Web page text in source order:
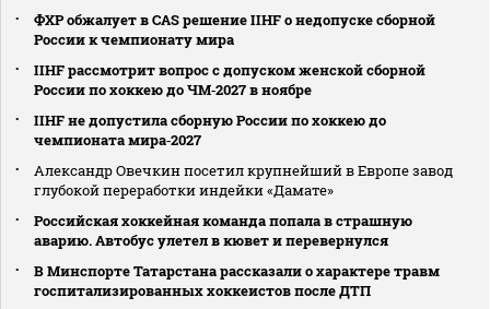
ФХР обжалует в CAS решение IIHF о недопуске сборной
России к чемпионату мира
IIHF рассмотрит вопрос с допуском женской сборной
России по хоккею до ЧМ‑2027 в ноябре
IIHF не допустила сборную России по хоккею до
чемпионата мира‑2027
Александр Овечкин посетил крупнейший в Европе завод
глубокой переработки индейки «Дамате»
Российская хоккейная команда попала в страшную
аварию. Автобус улетел в кювет и перевернулся
В Минспорте Татарстана рассказали о характере травм
госпитализированных хоккеистов после ДТП